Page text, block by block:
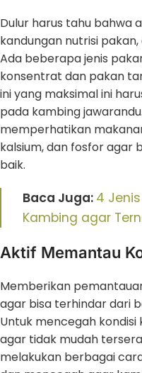
Dulur harus tahu bahwa
kandungan nutrisi pakan,
Ada beberapa jenis
konsentrat dan pakan
ini yang maksimal ini
pada kambing
memperhatikan
kalsium, dan fosfor agar
baik.
Baca Juga: 4
Kambing agar
Aktif Memantau
Memberikan
agar bisa terhindar dari
Untuk mencegah
agar tidak mudah
melakukan berbagai